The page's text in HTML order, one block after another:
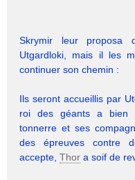
Skrymir leur proposa
Utgardloki, mais il les
continuer son chemin :
Ils seront accueillis par
roi des géants a bien
tonnerre et ses
des épreuves contre
accepte, Thor a soif de